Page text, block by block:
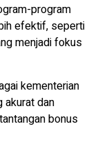
program
efektif, seperti
menjadi fokus
kementerian
akurat dan
bonus